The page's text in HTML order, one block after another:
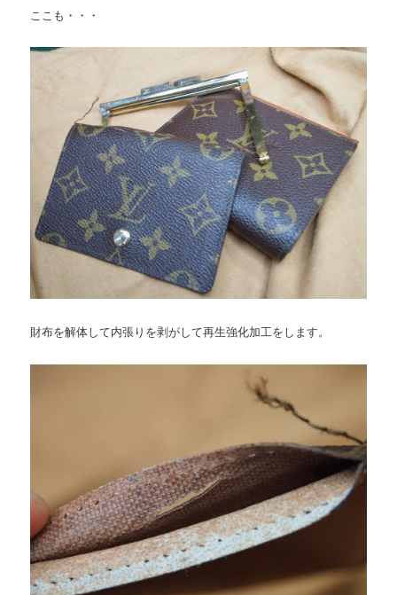
ここも・・・
財布を解体して内張りを剥がして再生強化加工をします。